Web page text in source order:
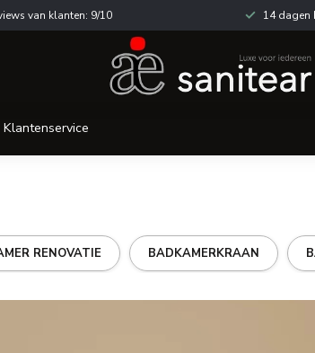
van klanten: 9/10 14 dagen
Klantenservice
RENOVATIE BADKAMERKRAAN